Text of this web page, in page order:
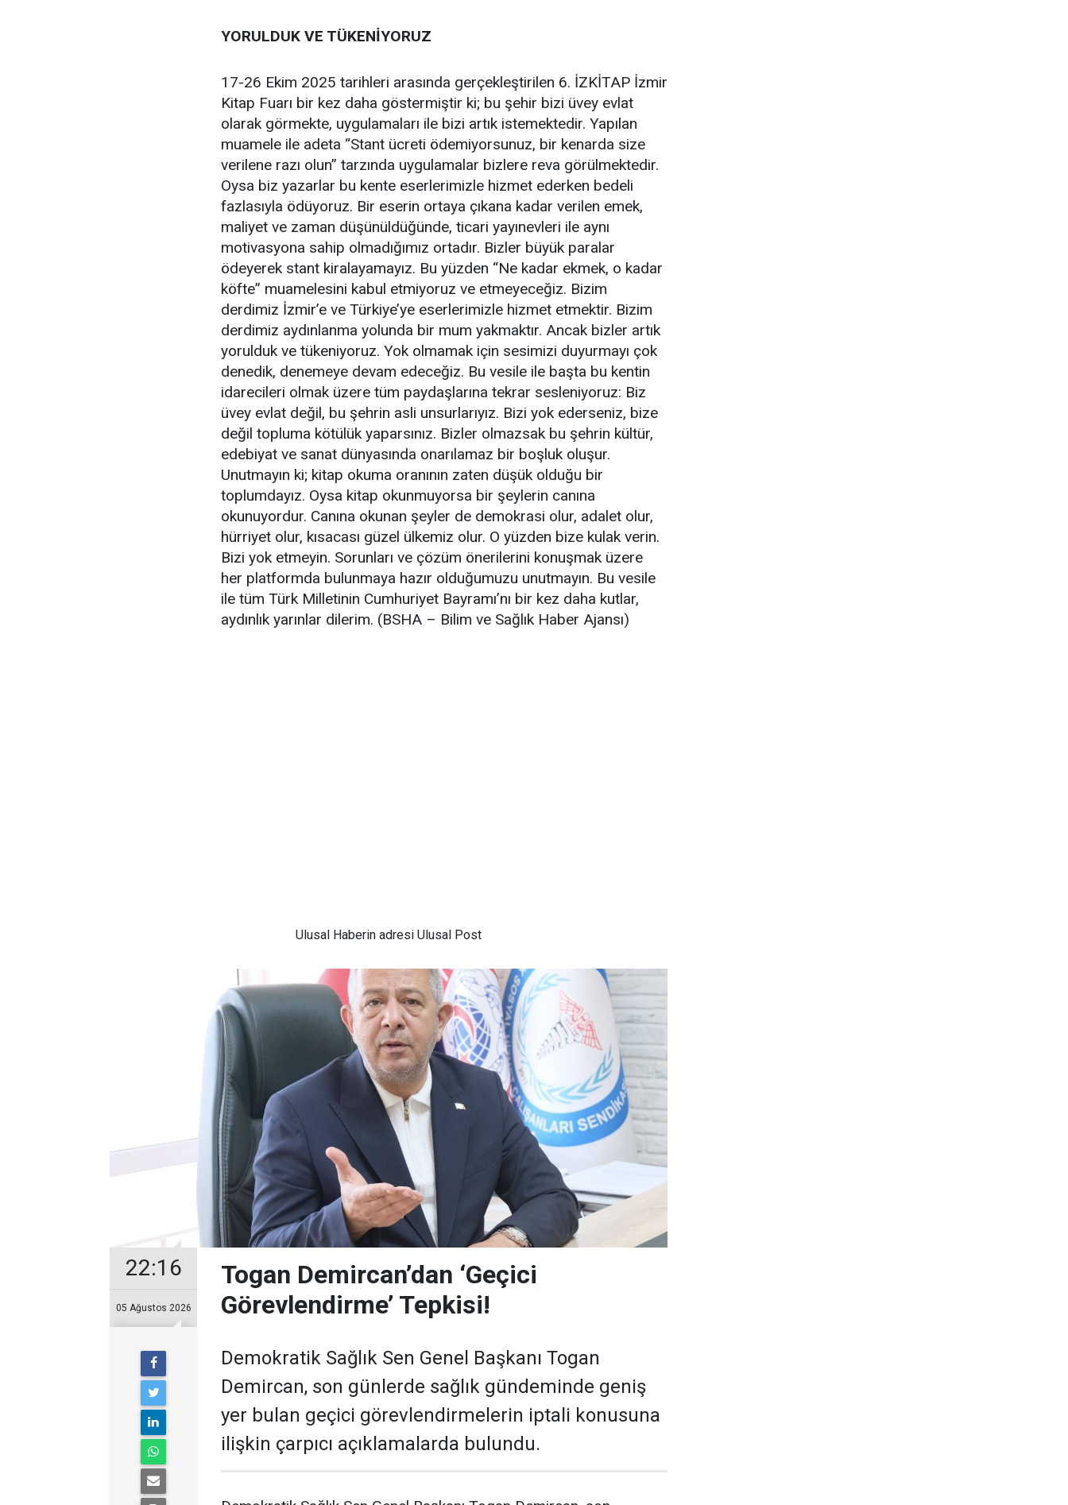
YORULDUK VE TÜKENİYORUZ
17-26 Ekim 2025 tarihleri arasında gerçekleştirilen 6. İZKİTAP İzmir
Kitap Fuarı bir kez daha göstermiştir ki; bu şehir bizi üvey evlat
olarak görmekte, uygulamaları ile bizi artık istemektedir. Yapılan
muamele ile adeta “Stant ücreti ödemiyorsunuz, bir kenarda size
verilene razı olun” tarzında uygulamalar bizlere reva görülmektedir.
Oysa biz yazarlar bu kente eserlerimizle hizmet ederken bedeli
fazlasıyla ödüyoruz. Bir eserin ortaya çıkana kadar verilen emek,
maliyet ve zaman düşünüldüğünde, ticari yayınevleri ile aynı
motivasyona sahip olmadığımız ortadır. Bizler büyük paralar
ödeyerek stant kiralayamayız. Bu yüzden “Ne kadar ekmek, o kadar
köfte” muamelesini kabul etmiyoruz ve etmeyeceğiz. Bizim
derdimiz İzmir’e ve Türkiye’ye eserlerimizle hizmet etmektir. Bizim
derdimiz aydınlanma yolunda bir mum yakmaktır. Ancak bizler artık
yorulduk ve tükeniyoruz. Yok olmamak için sesimizi duyurmayı çok
denedik, denemeye devam edeceğiz. Bu vesile ile başta bu kentin
idarecileri olmak üzere tüm paydaşlarına tekrar sesleniyoruz: Biz
üvey evlat değil, bu şehrin asli unsurlarıyız. Bizi yok ederseniz, bize
değil topluma kötülük yaparsınız. Bizler olmazsak bu şehrin kültür,
edebiyat ve sanat dünyasında onarılamaz bir boşluk oluşur.
Unutmayın ki; kitap okuma oranının zaten düşük olduğu bir
toplumdayız. Oysa kitap okunmuyorsa bir şeylerin canına
okunuyordur. Canına okunan şeyler de demokrasi olur, adalet olur,
hürriyet olur, kısacası güzel ülkemiz olur. O yüzden bize kulak verin.
Bizi yok etmeyin. Sorunları ve çözüm önerilerini konuşmak üzere
her platformda bulunmaya hazır olduğumuzu unutmayın. Bu vesile
ile tüm Türk Milletinin Cumhuriyet Bayramı’nı bir kez daha kutlar,
aydınlık yarınlar dilerim. (BSHA – Bilim ve Sağlık Haber Ajansı)
Ulusal Haberin adresi Ulusal Post
22:16
05 Ağustos 2026
Togan Demircan’dan ‘Geçici
Görevlendirme’ Tepkisi!
Demokratik Sağlık Sen Genel Başkanı Togan
Demircan, son günlerde sağlık gündeminde geniş
yer bulan geçici görevlendirmelerin iptali konusuna
ilişkin çarpıcı açıklamalarda bulundu.